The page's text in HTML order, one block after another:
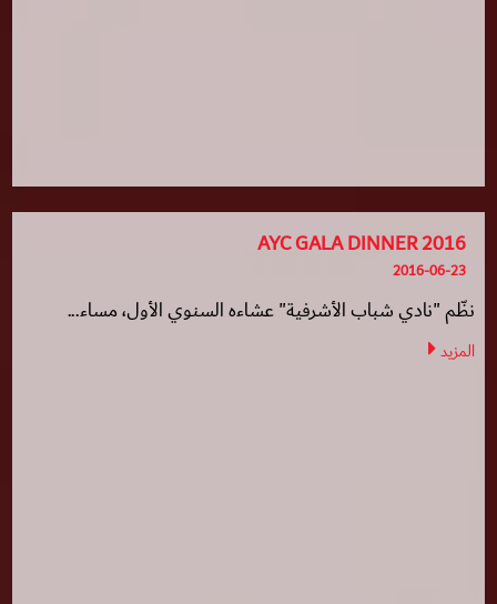
AYC GALA DINNER 2016
2016-06-23
نظّم "نادي شباب الأشرفية" عشاءه السنوي الأول، مساء...
المزيد